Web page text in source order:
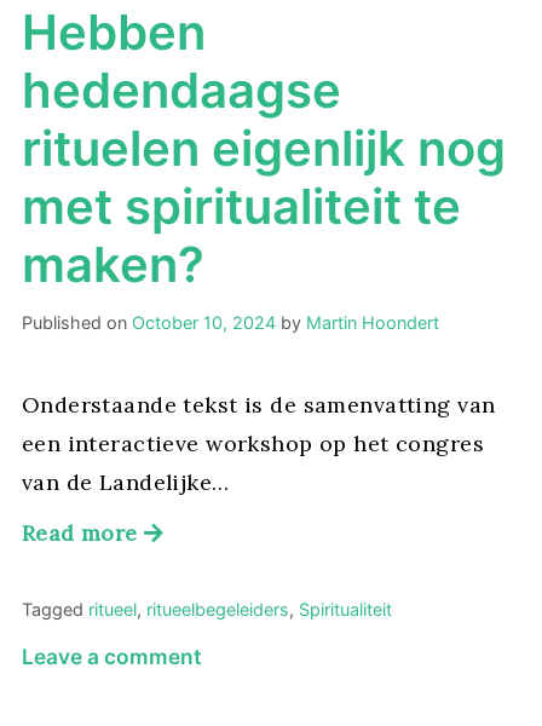
Hebben
hedendaagse
rituelen eigenlijk nog
met spiritualiteit te
maken?
Published on October 10, 2024by Martin Hoondert
Onderstaande tekst is de samenvatting van
een interactieve workshop op het congres
van de Landelijke…
Read more
Tagged ritueel, ritueelbegeleiders, Spiritualiteit
Leave a commenton